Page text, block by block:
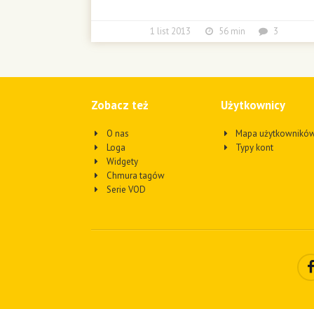
1 list 2013 56 min 3
Zobacz też
O nas
Loga
Widgety
Chmura tagów
Serie VOD
Użytkownicy
Mapa
Typy kont